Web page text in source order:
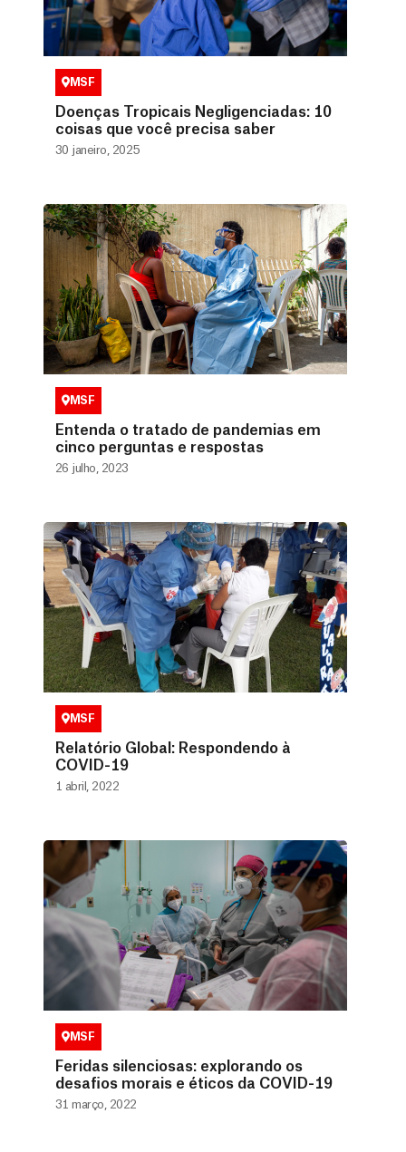
MSF
Doenças Tropicais Negligenciadas: 10
coisas que você precisa saber
30 janeiro, 2025
MSF
Entenda o tratado de pandemias em
cinco perguntas e respostas
26 julho, 2023
MSF
Relatório Global: Respondendo à
COVID-19
1 abril, 2022
MSF
Feridas silenciosas: explorando os
desafios morais e éticos da COVID-19
31 março, 2022